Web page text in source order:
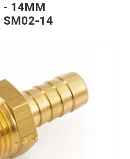
- 14ММ
SM02-14